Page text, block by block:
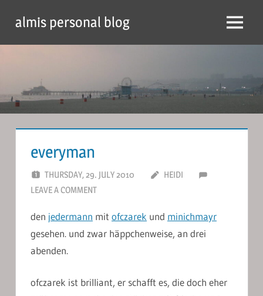
content
almis personal blog Menu
everyman
THURSDAY, 29. JULY 2010
HEIDI
LEAVE A COMMENT
den jedermann mit ofczarek und minichmayr
gesehen. und zwar häppchenweise, an drei
abenden.
ofczarek ist brilliant, er schafft es, die doch eher